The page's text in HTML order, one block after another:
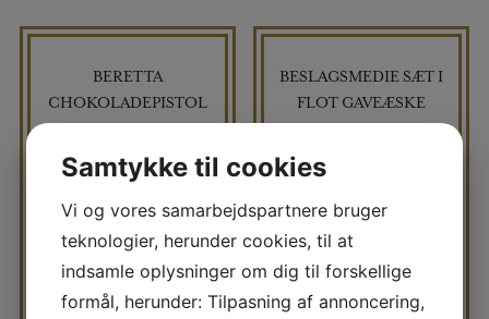
BERETTA
CHOKOLADEPISTOL
BESLAGSMEDIE SÆT I
FLOT GAVEÆSKE
Samtykke til cookies
Vi og vores samarbejdspartnere bruger
teknologier, herunder cookies, til at
indsamle oplysninger om dig til forskellige
formål, herunder: Tilpasning af annoncering,